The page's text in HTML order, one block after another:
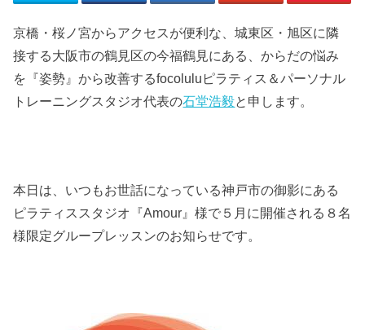
京橋・桜ノ宮からアクセスが便利な、城東区・旭区に隣
接する大阪市の鶴見区の今福鶴見にある、からだの悩み
を『姿勢』から改善するfocoluluピラティス＆パーソナル
トレーニングスタジオ代表の石堂浩毅と申します。
本日は、いつもお世話になっている神戸市の御影にある
ピラティススタジオ『Amour』様で５月に開催される８名
様限定グループレッスンのお知らせです。